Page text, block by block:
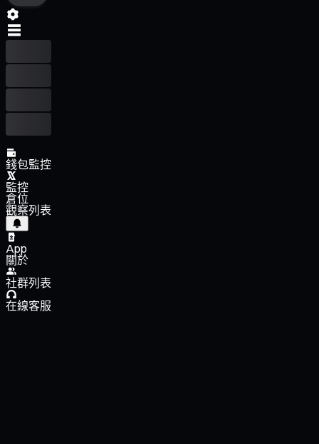
錢包監控
監控
倉位
觀察列表
App
關於
社群列表
在線客服